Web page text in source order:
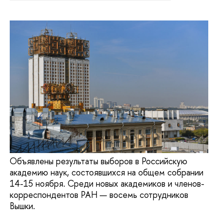
Объявлены результаты выборов в Российскую
академию наук, состоявшихся на общем собрании
14-15 ноября. Среди новых академиков и членов-
корреспондентов РАН — восемь сотрудников
Вышки.